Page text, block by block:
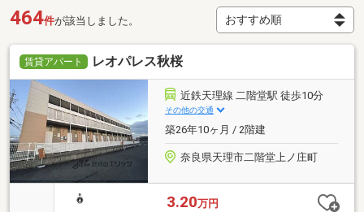
464件が該当しました。
賃貸アパート レオパレス秋桜
近鉄天理線 二階堂駅 徒歩10分
その他の交通
築26年10ヶ月 / 2階建
奈良県天理市二階堂上ノ庄町
3.20万円